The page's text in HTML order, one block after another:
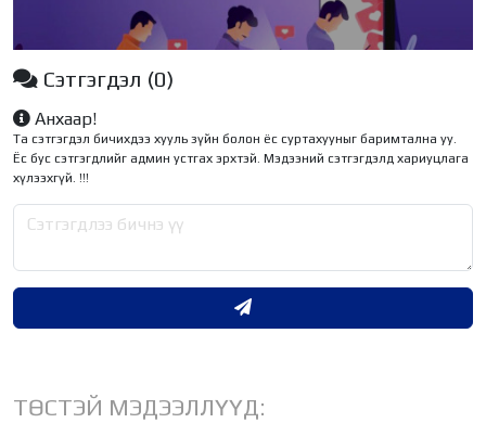
Сэтгэгдэл (0)
Анхаар!
Та сэтгэгдэл бичихдээ хууль зүйн болон ёс суртахууныг баримтална уу.
Ёс бус сэтгэгдлийг админ устгах эрхтэй. Мэдээний сэтгэгдэлд хариуцлага
хүлээхгүй. !!!
ТӨСТЭЙ МЭДЭЭЛЛҮҮД: